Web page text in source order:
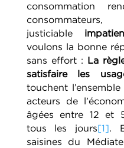
consommation
justiciable
voulons la bonne
sans effort : La
satisfaire les
touchent
acteurs de
âgées entre 12 et
tous les jours[1].
saisines du